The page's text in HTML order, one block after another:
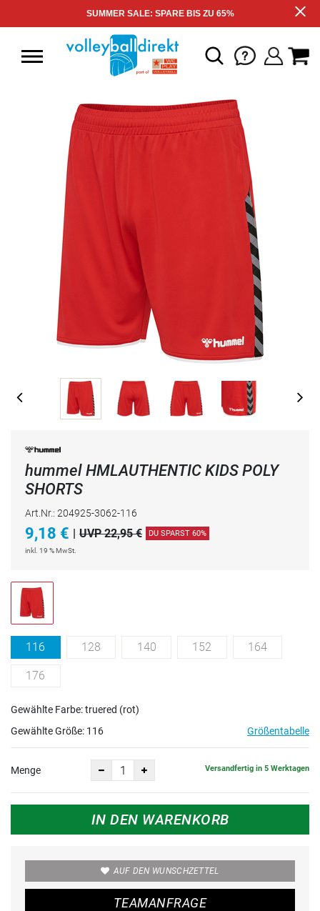
SUMMER SALE: SPARE BIS ZU 65%
hummel HMLAUTHENTIC KIDS POLY
SHORTS
Art.Nr.: 204925-3062-116
9,18 € | UVP 22,95 € DU SPARST 60%
inkl. 19 % MwSt.
116 128 140 152 164
176
Gewählte Farbe: truered (rot)
Gewählte Größe: 116 Größentabelle
Menge Versandfertig in 5 Werktagen
IN DEN WARENKORB
AUF DEN WUNSCHZETTEL
TEAMANFRAGE